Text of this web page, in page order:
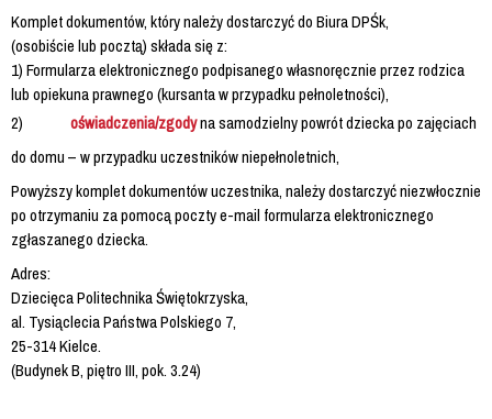
Komplet dokumentów, który należy dostarczyć do Biura DPŚk,
(osobiście lub pocztą) składa się z:
1) Formularza elektronicznego podpisanego własnoręcznie przez rodzica
lub opiekuna prawnego (kursanta w przypadku pełnoletności),
2)
oświadczenia/zgodyna samodzielny powrót dziecka po zajęciach
do domu – w przypadku uczestników niepełnoletnich,
Powyższy komplet dokumentów uczestnika, należy dostarczyć niezwłocznie
po otrzymaniu za pomocą poczty e-mail formularza elektronicznego
zgłaszanego dziecka.
Adres:
Dziecięca Politechnika Świętokrzyska,
al. Tysiąclecia Państwa Polskiego 7,
25-314 Kielce.
(Budynek B, piętro III, pok. 3.24)